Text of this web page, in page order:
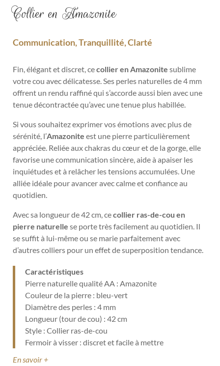
Collier en Amazonite
Communication, Tranquillité, Clarté
Fin, élégant et discret, cecollier en Amazonite sublime
votre cou avec délicatesse. Ses perles naturelles de 4 mm
offrent un rendu raffiné qui s’accorde aussi bien avec une
tenue décontractée qu’avec une tenue plus habillée.
Si vous souhaitez exprimer vos émotions avec plus de
sérénité, l’Amazonite est une pierre particulièrement
appréciée. Reliée aux chakras du cœur et de la gorge, elle
favorise une communication sincère, aide à apaiser les
inquiétudes et à relâcher les tensions accumulées. Une
alliée idéale pour avancer avec calme et confiance au
quotidien.
Avec sa longueur de 42 cm, cecollier ras-de-cou en
pierre naturelle se porte très facilement au quotidien. Il
se suffit à lui-même ou se marie parfaitement avec
d’autres colliers pour un effet de superposition tendance.
Caractéristiques
Pierre naturelle qualité AA : Amazonite
Couleur de la pierre : bleu-vert
Diamètre des perles : 4 mm
Longueur (tour de cou) : 42 cm
Style : Collier ras-de-cou
Fermoir à visser : discret et facile à mettre
En savoir +